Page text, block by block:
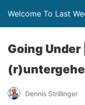
Welcome To Last
Going
Dennis Strillinger